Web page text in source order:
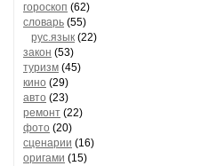
гороскоп (62)
словарь (55)
рус.язык (22)
закон (53)
туризм (45)
кино (29)
авто (23)
ремонт (22)
фото (20)
сценарии (16)
оригами (15)